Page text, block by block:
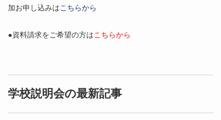
加お申し込みはこちらから
●資料請求をご希望の方はこちらから
学校説明会の最新記事